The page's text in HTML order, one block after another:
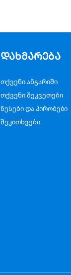
დახმარება
თქვენი ანგარიში
თქვენი შეკვეთები
წესები და პირობები
შეკითხვები